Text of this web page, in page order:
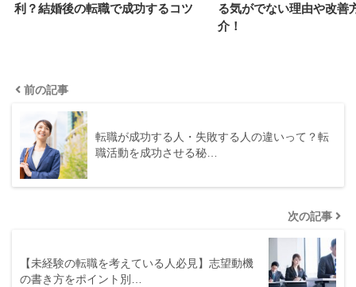
利？結婚後の転職で成功するコツ
る気がでない理由や改善
介！
前の記事
転職が成功する人・失敗する人の違いって？転
職活動を成功させる秘…
次の記事
【未経験の転職を考えている人必見】志望動機
の書き方をポイント別…